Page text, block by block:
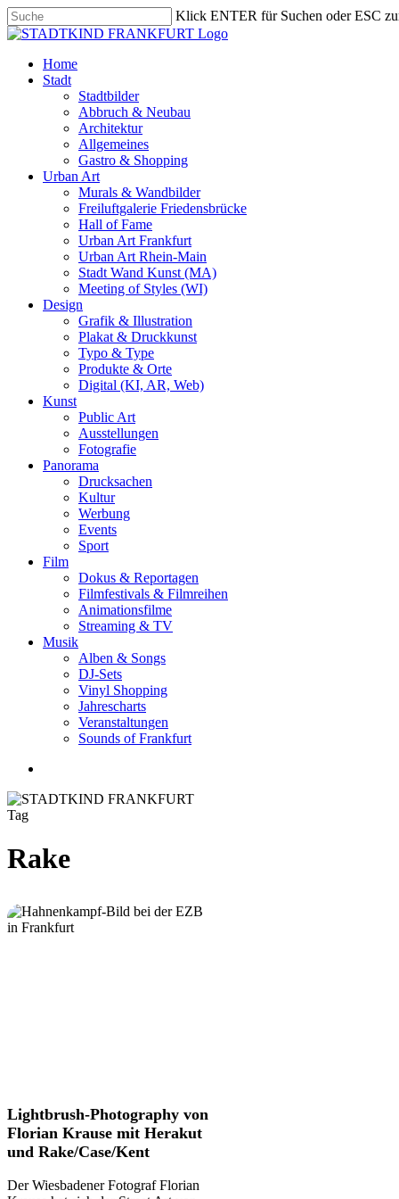
Skip
to
content
Klick ENTER für Suchen oder ESC
Close
search
Menu
Home
Stadt
Stadtbilder
Abbruch & Neubau
Architektur
Allgemeines
Gastro & Shopping
Urban Art
Murals & Wandbilder
Freiluftgalerie Friedensbrücke
Hall of Fame
Urban Art Frankfurt
Urban Art Rhein-Main
Stadt Wand Kunst (MA)
Meeting of Styles (WI)
Design
Grafik & Illustration
Plakat & Druckkunst
Typo & Type
Produkte & Orte
Digital (KI, AR, Web)
Kunst
Public Art
Ausstellungen
Fotografie
Panorama
Drucksachen
Kultur
Werbung
Events
Sport
Film
Dokus & Reportagen
Filmfestivals & Filmreihen
Animationsfilme
Streaming & TV
Musik
Alben & Songs
DJ-Sets
Vinyl Shopping
Jahrescharts
Veranstaltungen
Sounds of Frankfurt
Tag
Rake
Lightbrush-
Photography
Florian
mit
Lightbrush-Photography von
Florian Krause mit Herakut
und Rake/Case/Kent
Der Wiesbadener Fotograf Florian